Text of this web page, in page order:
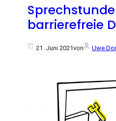
barrierefreie
21. Juni 2021von Uwe